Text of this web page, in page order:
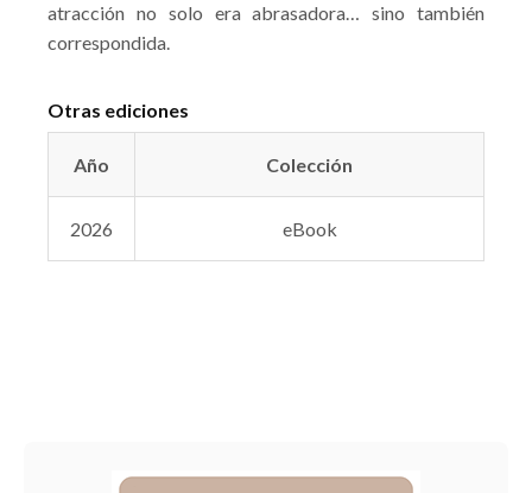
atracción no solo era abrasadora… sino también
correspondida.
Otras ediciones
Año Colección
2026 eBook